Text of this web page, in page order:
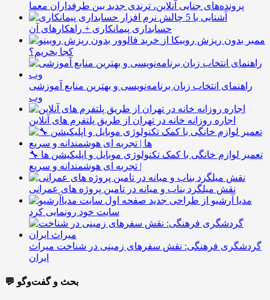
پرونده‌های جنایی آنلاین، ترندی جدید بین طرفداران معما
آشنایی با 5 چالش
حسابداری پیمانکاری + راهکارهای آن
ممبر بدون ریزش روبیکا از
کجا بخریم؟
راهنمای انتخاب زبان برنامه‌نویسی و بهترین منابع آموزشی
وب
اجاره روزانه خانه در تهران از طریق پلتفرم های آنلاین
🔧 تعمیر لوازم خانگی با کمک تکنولوژی موبایل و اپلیکیشن ها
| تجربه ای هوشمندانه و سریع
نقش میلگرد بناب و میانه در تامین پروژه های عمرانی
مدیا آرشیو از طراحی جدید
سایت خود رونمایی کرد
گردشگری فرهنگی: نقش سفرهای زمینی در شناخت میراث
ایران
💬 بحث و گفت‌وگو